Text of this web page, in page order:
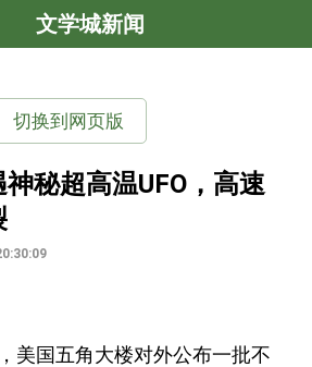
文学城新闻
切换到网页版
秘超高温UFO，高速
美国五角大楼对外公布一批不